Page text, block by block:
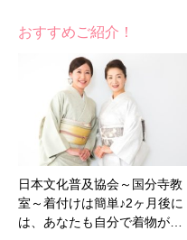
おすすめご紹介！
日本文化普及協会～国分寺教
室～着付けは簡単♪2ヶ月後に
は、あなたも自分で着物が…